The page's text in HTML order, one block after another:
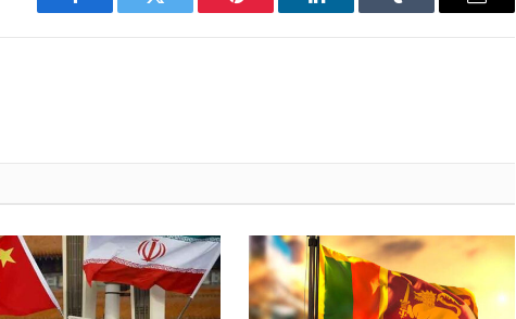
Facebook Twitter Pinterest LinkedIn Tumblr Email